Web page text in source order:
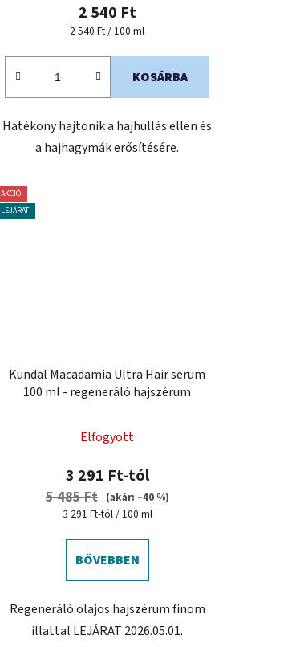
2 540 Ft
Egységár:
2 540 Ft / 100 ml
KOSÁRBA
Hatékony hajtonik a hajhullás ellen és
a hajhagymák erősítésére.
AKCIÓ
LEJÁRAT
Kundal Macadamia Ultra Hair serum
100 ml - regeneráló hajszérum
Elfogyott
3 291 Ft-tól
5 485 Ft (akár: –40 %)
Egységár:
3 291 Ft-tól / 100 ml
BŐVEBBEN
Regeneráló olajos hajszérum finom
illattal LEJÁRAT 2026.05.01.